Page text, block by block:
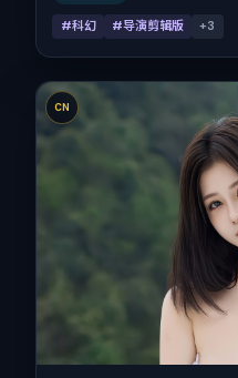
#科幻 #导演剪辑版 +3
CN